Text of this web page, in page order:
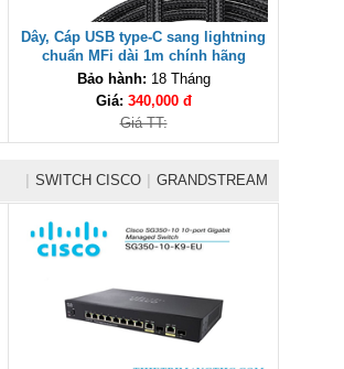
Dây, Cáp USB type-C sang lightning
chuẩn MFi dài 1m chính hãng
Ugreen 60759 cao cấp
Bảo hành: 18 Tháng
Giá: 340,000 đ
Giá TT:
| SWITCH CISCO | GRANDSTREAM